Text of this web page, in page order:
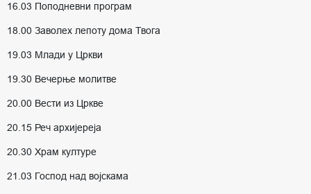
16.03 Поподневни програм
18.00 Заволех лепоту дома Твога
19.03 Млади у Цркви
19.30 Вечерње молитве
20.00 Вести из Цркве
20.15 Реч архијереја
20.30 Храм културе
21.03 Господ над војскама